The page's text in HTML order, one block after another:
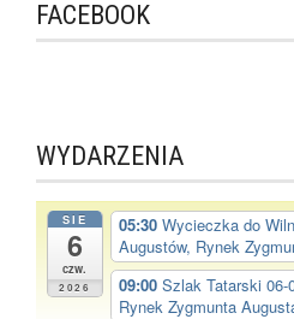
FACEBOOK
WYDARZENIA
SIE
6
czw.
2026
05:30 Wycieczka do
Augustów, Rynek
09:00 Szlak Tatarski 06-
Rynek Zygmunta